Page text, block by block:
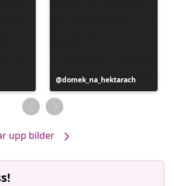
Inlägg
publicerat
av
domek_na_hektarach
upp bilder